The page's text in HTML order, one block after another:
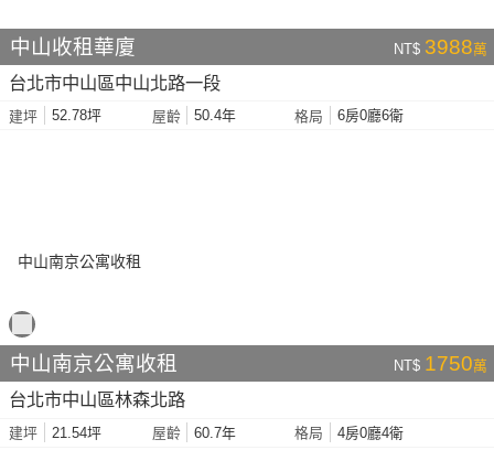
中山收租華廈 NT$ 3988萬
台北市中山區中山北路一段
建坪 52.78坪 屋齡 50.4年 格局 6房0廳6衛
中山南京公寓收租 NT$ 1750萬
台北市中山區林森北路
建坪 21.54坪 屋齡 60.7年 格局 4房0廳4衛